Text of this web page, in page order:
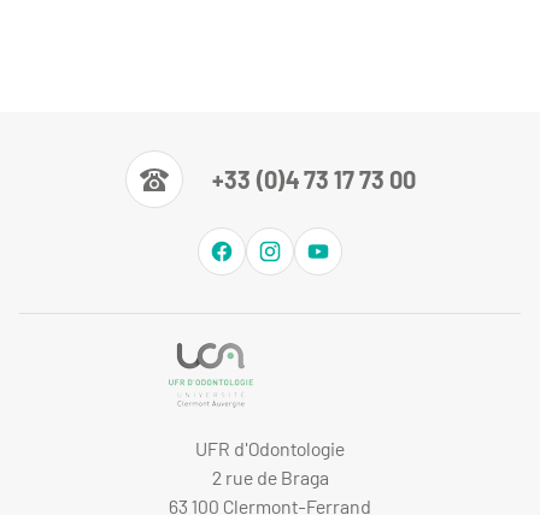
+33 (0)4 73 17 73 00
UFR d'Odontologie
2 rue de Braga
63 100 Clermont-Ferrand